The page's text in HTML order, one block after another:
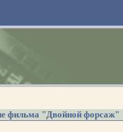
фильма "Двойной форсаж"